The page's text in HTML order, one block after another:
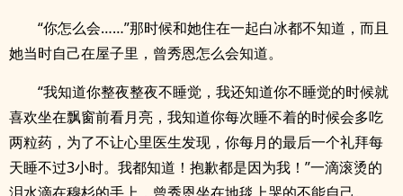
“你怎么会……”那时候和她住在一起白冰都不知道，而且
她当时自己在屋子里，曾秀恩怎么会知道。
“我知道你整夜整夜不睡觉，我还知道你不睡觉的时候就
喜欢坐在飘窗前看月亮，我知道你每次睡不着的时候会多吃
两粒药，为了不让心里医生发现，你每月的最后一个礼拜每
天睡不过3小时。我都知道！抱歉都是因为我！”一滴滚烫的